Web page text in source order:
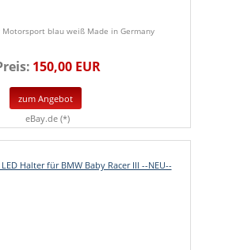
Motorsport blau weiß Made in Germany
150,00 EUR
zum Angebot
eBay.de (*)